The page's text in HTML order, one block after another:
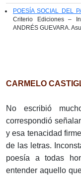
POESÍA SOCIAL DEL
Criterio Ediciones –
ANDRÉS GUEVARA.
CARMELO
No escribió
correspondió
y esa tenacidad
de las letras.
poesía a todas
entender aquello